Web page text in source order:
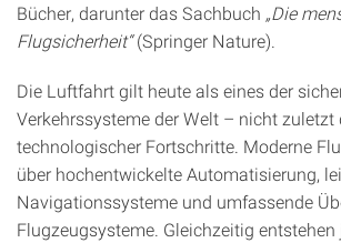
Bücher, darunter das Sachbuch „Die
Flugsicherheit“(Springer Nature).
Die Luftfahrt gilt heute als eines der
Verkehrssysteme der Welt – nicht zuletzt
technologischer Fortschritte. Moderne
über hochentwickelte Automatisierung,
Navigationssysteme und umfassende
Flugzeugsysteme. Gleichzeitig entstehen